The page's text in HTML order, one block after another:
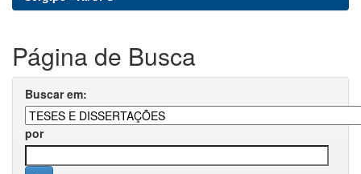
Página de Busca
Buscar em:
por